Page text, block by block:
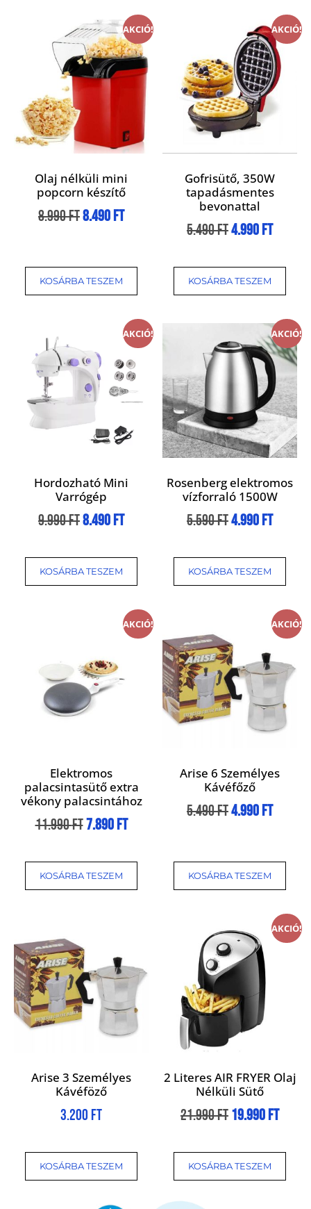
AKCIÓ!
Olaj nélküli mini
popcorn készítő
8.990Ft8.490Ft
KOSÁRBA TESZEM
AKCIÓ!
Gofrisütő, 350W
tapadásmentes
bevonattal
5.490Ft4.990Ft
KOSÁRBA TESZEM
AKCIÓ!
Hordozható Mini
Varrógép
9.990Ft8.490Ft
KOSÁRBA TESZEM
AKCIÓ!
Rosenberg elektromos
vízforraló 1500W
5.590Ft4.990Ft
KOSÁRBA TESZEM
AKCIÓ!
Elektromos
palacsintasütő extra
vékony palacsintához
11.990Ft7.890Ft
KOSÁRBA TESZEM
AKCIÓ!
Arise 6 Személyes
Kávéfőző
5.490Ft4.990Ft
KOSÁRBA TESZEM
Arise 3 Személyes
Kávéföző
3.200 Ft
KOSÁRBA TESZEM
AKCIÓ!
2 Literes AIR FRYER Olaj
Nélküli Sütő
21.990Ft19.990Ft
KOSÁRBA TESZEM